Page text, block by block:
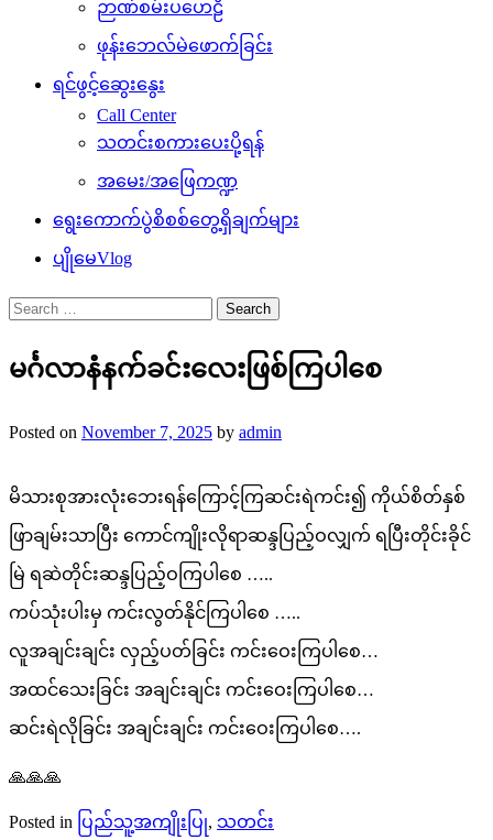
ဉာဏ်စမ်းပဟေဠိ
ဖုန်းဘေလ်မဲဖောက်ခြင်း
ရင်ဖွင့်ဆွေးနွေး
Call Center
သတင်းစကားပေးပို့ရန်
အမေး/အဖြေကဏ္ဍ
ရွေးကောက်ပွဲစိစစ်တွေ့ရှိချက်များ
ပျိုမေVlog
Search
for:
မင်္ဂလာနံနက်ခင်းလေးဖြစ်ကြပါစေ
Posted on November 7, 2025 by admin
မိသားစုအားလုံးဘေးရန်ကြောင့်ကြဆင်းရဲကင်း၍ ကိုယ်စိတ်နှစ်
ဖြာချမ်းသာပြီး ကောင်ကျိုးလိုရာဆန္ဒပြည့်ဝလျှက် ရပြီးတိုင်းခိုင်
မြဲ ရဆဲတိုင်းဆန္ဒပြည့်ဝကြပါစေ …..
ကပ်သုံးပါးမှ ကင်းလွတ်နိုင်ကြပါစေ …..
လူအချင်းချင်း လှည့်ပတ်ခြင်း ကင်းဝေးကြပါစေ…
အထင်သေးခြင်း အချင်းချင်း ကင်းဝေးကြ​ပါစေ…
ဆင်းရဲလိုခြင်း အချင်းချင်း ကင်းဝေးကြပါစေ….
🙏🙏🙏
Posted in ပြည်သူ့အကျိုးပြု, သတင်း